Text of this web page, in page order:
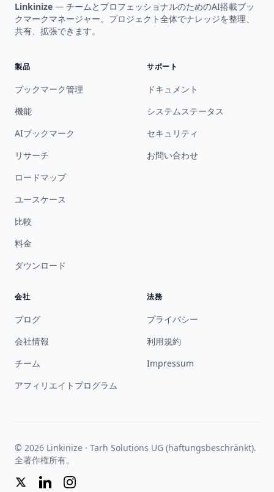
Linkinize — チームとプロフェッショナルのためのAI搭載ブッ
クマークマネージャー。プロジェクト全体でナレッジを整理、
共有、拡張できます。
製品
ブックマーク管理
機能
AIブックマーク
リサーチ
ロードマップ
ユースケース
比較
料金
ダウンロード
サポート
ドキュメント
システムステータス
セキュリティ
お問い合わせ
会社
ブログ
会社情報
チーム
アフィリエイトプログラム
法務
プライバシー
利用規約
Impressum
© 2026 Linkinize · Tarh Solutions UG (haftungsbeschränkt).
全著作権所有。
TwitterLinkedInInstagram